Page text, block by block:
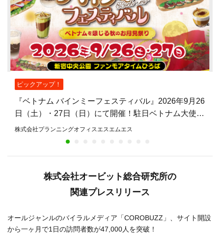
ピックアップ！
『ベトナム バインミーフェスティバル』2026年9月26
日（土）・27日（日）にて開催！駐日ベトナム大使館
公認、バインミーを主役とした日本初のフェスティバ
株式会社プランニングオフィスエスエムエス
株式会社オービット総合研究所の
関連プレスリリース
オールジャンルのバイラルメディア「COROBUZZ」、サイト開設
から一ヶ月で1日の訪問者数が47,000人を突破！